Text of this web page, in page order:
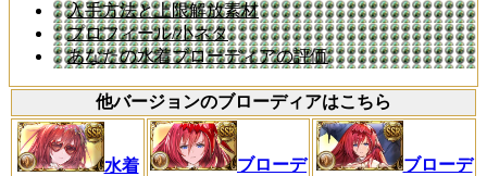
入手方法と上限解放素材
プロフィール/小ネタ
あなたの水着ブローディアの評価
他バージョンのブローディアはこちら
水着
ブローデ
ブローデ